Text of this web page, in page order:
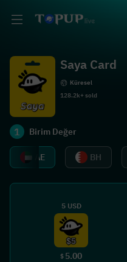
Saya Card
Küresel
128.2k+ sold
1 Birim Değer
AE BH
5 USD
$ 5.00